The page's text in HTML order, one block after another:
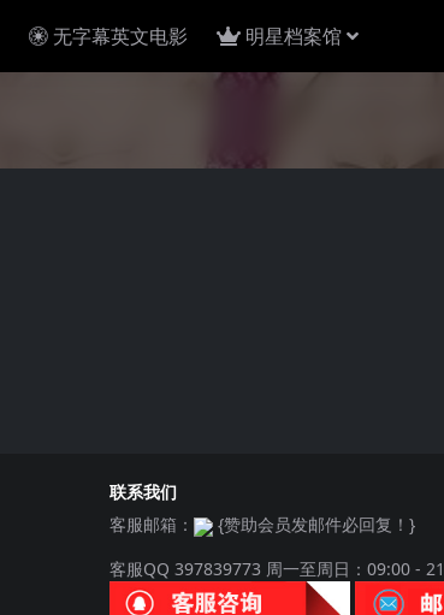
无字幕英文电影 明星档案馆
联系我们
客服邮箱：
{赞助会员发邮件必回复！}
客服QQ 397839773 周一至周日：09:00 -